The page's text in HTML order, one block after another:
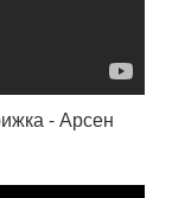
- Арсен